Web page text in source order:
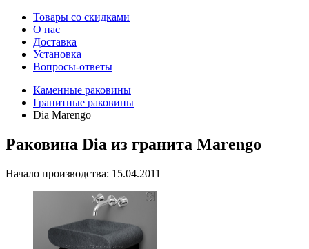
Товары со скидками
О нас
Доставка
Установка
Вопросы-ответы
Каменные раковины
Гранитные раковины
Dia Marengo
Раковина Dia из гранита Marengo
Начало производства: 15.04.2011